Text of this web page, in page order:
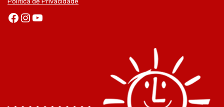
Facebook Instagram Youtube